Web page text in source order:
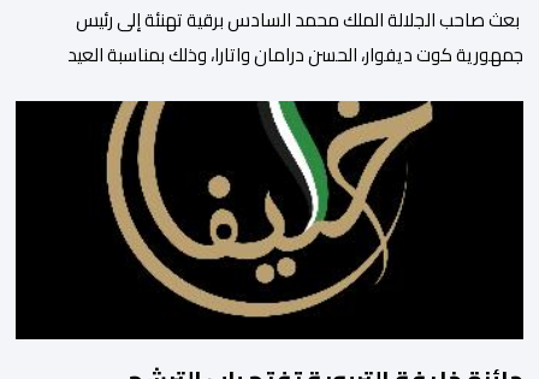
بعث صاحب الجلالة الملك محمد السادس برقية تهنئة إلى رئيس
جمهورية كوت ديفوار، الحسن درامان واتارا، وذلك بمناسبة العيد
للسيد واتارا، مقرونة بأصدق متمنيات جلالته بموصول التقدم والازدهار
للشعب الإيفواري. ومما جاء في برقية جلالة الملك “لقد تمكنت
المملكة المغربية وجمهورية كوت ديفوار، بحكم […]